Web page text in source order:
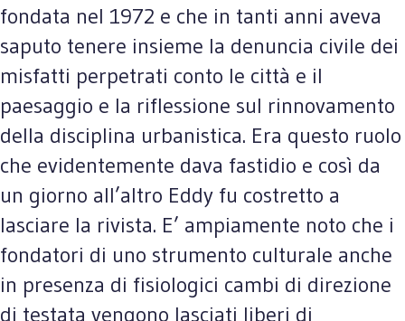
fondata nel 1972 e che in tanti anni aveva
saputo tenere insieme la denuncia civile dei
misfatti perpetrati conto le città e il
paesaggio e la riflessione sul rinnovamento
della disciplina urbanistica. Era questo ruolo
che evidentemente dava fastidio e così da
un giorno all’altro Eddy fu costretto a
lasciare la rivista. E’ ampiamente noto che i
fondatori di uno strumento culturale anche
in presenza di fisiologici cambi di direzione
di testata vengono lasciati liberi di